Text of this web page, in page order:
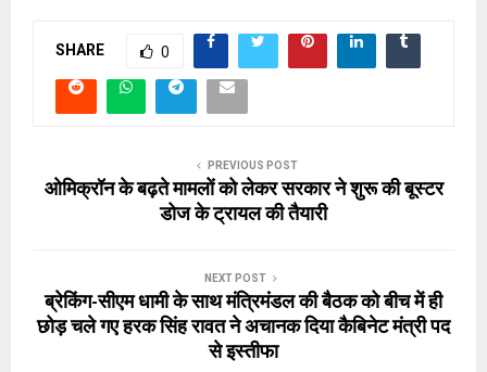
SHARE 0
PREVIOUS POST
ओमिक्रॉन के बढ़ते मामलों को लेकर सरकार ने शुरू की बूस्टर
डोज के ट्रायल की तैयारी
NEXT POST
ब्रेकिंग-सीएम धामी के साथ मंत्रिमंडल की बैठक को बीच में ही
छोड़ चले गए हरक सिंह रावत ने अचानक दिया कैबिनेट मंत्री पद
से इस्तीफा